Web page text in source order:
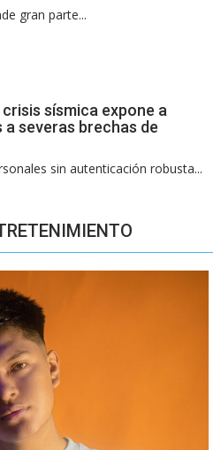
gran parte...
sísmica expone a
severas brechas de
sin autenticación robusta...